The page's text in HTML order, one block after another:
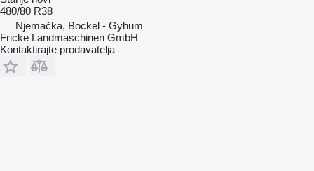
480/80 R38
Njemačka, Bockel - Gyhum
Fricke Landmaschinen GmbH
Kontaktirajte prodavatelja